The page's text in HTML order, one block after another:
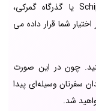
می‌شود. هنگام حضور در فرودگاه مثل Schiphol یا گذرگاه گمرکی،
شما قرار داده می
چون در این صورت
سفرتان وسیله‌ای پیدا
شد.